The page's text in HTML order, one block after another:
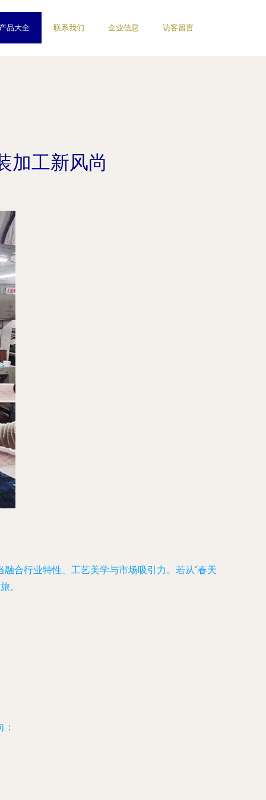
产品大全 联系我们 企业信息 访客留言
加工新风尚
合行业特性、工艺美学与市场吸引力。若从“春天
。